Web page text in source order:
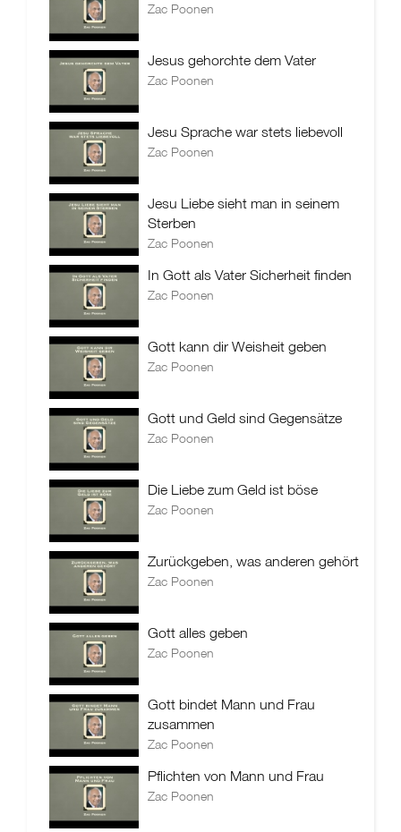
Zac Poonen
Jesus gehorchte dem Vater
Zac Poonen
Jesu Sprache war stets liebevoll
Zac Poonen
Jesu Liebe sieht man in seinem
Sterben
Zac Poonen
In Gott als Vater Sicherheit finden
Zac Poonen
Gott kann dir Weisheit geben
Zac Poonen
Gott und Geld sind Gegensätze
Zac Poonen
Die Liebe zum Geld ist böse
Zac Poonen
Zurückgeben, was anderen gehört
Zac Poonen
Gott alles geben
Zac Poonen
Gott bindet Mann und Frau
zusammen
Zac Poonen
Pflichten von Mann und Frau
Zac Poonen